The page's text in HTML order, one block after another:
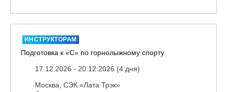
Вологодская обл., ГЛК "Ципина гора"
Грузия, ГК «Гудаури»
Дистанционно
Екатеринбург, ГЛЦ «Уктус»
Ижевск, КАО «Нечкино»
ИНСТРУКТОРАМ
Подготовка к «С» по горнолыжному спорту
17.12.2026 - 20.12.2026 (4 дня)
Москва, СЭК «Лата Трэк»